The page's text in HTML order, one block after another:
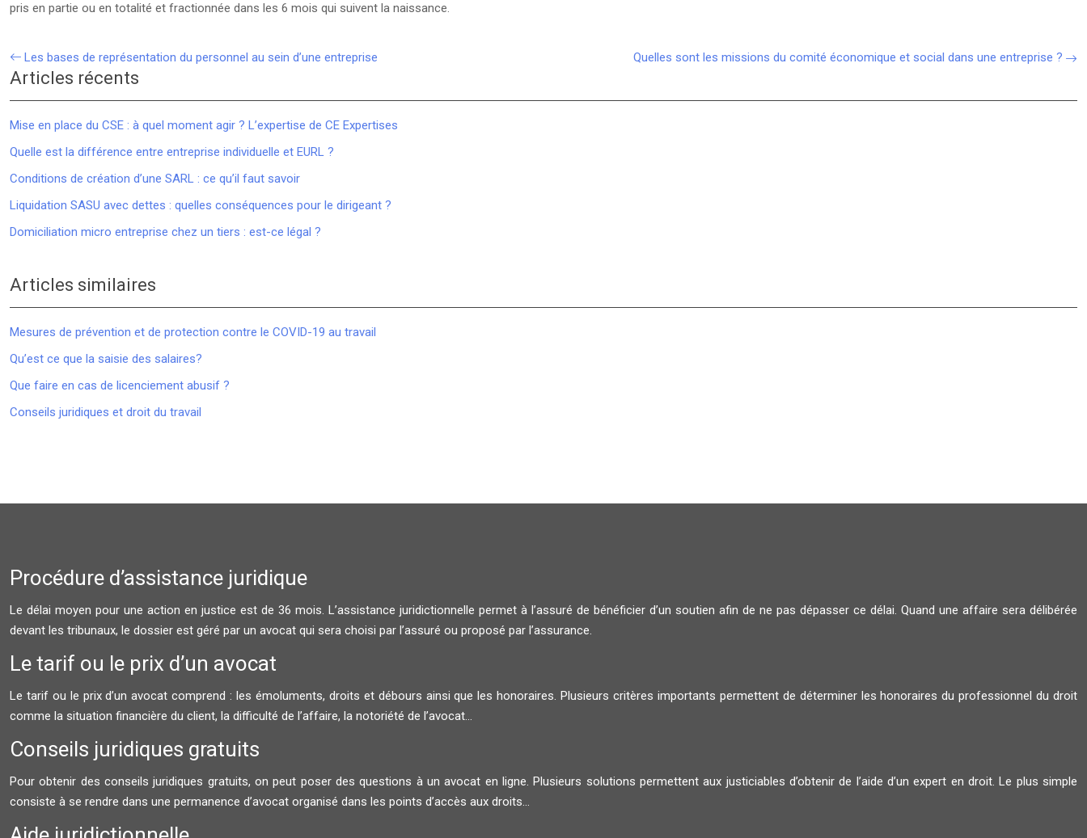
pris en partie ou en totalité et fractionnée dans les 6 mois qui suivent la naissance.
Les bases de représentation du personnel au sein d’une entreprise Quelles sont les missions du comité économique et social dans une entreprise ?
Articles récents
Mise en place du CSE : à quel moment agir ? L’expertise de CE Expertises
Quelle est la différence entre entreprise individuelle et EURL ?
Conditions de création d’une SARL : ce qu’il faut savoir
Liquidation SASU avec dettes : quelles conséquences pour le dirigeant ?
Domiciliation micro entreprise chez un tiers : est-ce légal ?
Articles similaires
Mesures de prévention et de protection contre le COVID-19 au travail
Qu’est ce que la saisie des salaires?
Que faire en cas de licenciement abusif ?
Conseils juridiques et droit du travail
Procédure d’assistance juridique
Le délai moyen pour une action en justice est de 36 mois. L’assistance juridictionnelle permet à l’assuré de bénéficier d’un soutien afin de ne pas dépasser ce délai. Quand une affaire sera délibérée
devant les tribunaux, le dossier est géré par un avocat qui sera choisi par l’assuré ou proposé par l’assurance.
Le tarif ou le prix d’un avocat
Le tarif ou le prix d’un avocat comprend : les émoluments, droits et débours ainsi que les honoraires. Plusieurs critères importants permettent de déterminer les honoraires du professionnel du droit
comme la situation financière du client, la difficulté de l’affaire, la notoriété de l’avocat…
Conseils juridiques gratuits
Pour obtenir des conseils juridiques gratuits, on peut poser des questions à un avocat en ligne. Plusieurs solutions permettent aux justiciables d’obtenir de l’aide d’un expert en droit. Le plus simple
consiste à se rendre dans une permanence d’avocat organisé dans les points d’accès aux droits…